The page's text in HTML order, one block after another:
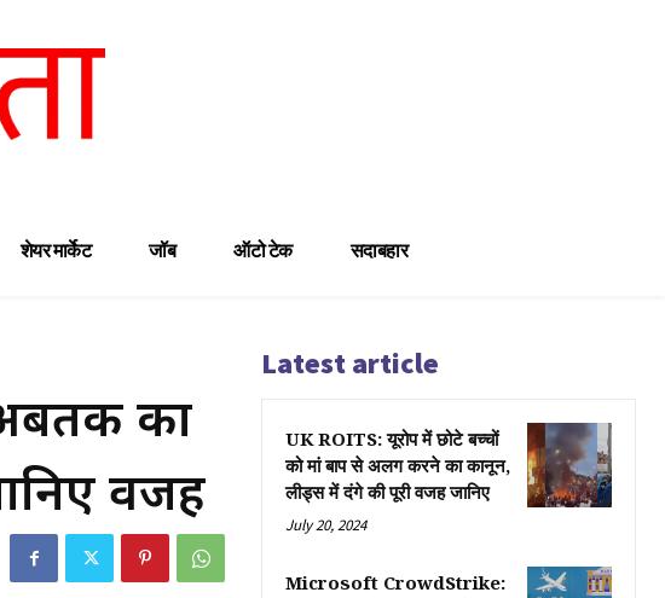
शेयर मार्केट जॉब ऑटो टेक सदाबहार
का
वजह
Latest article
UK ROITS: यूरोप में छोटे बच्चों
को मां बाप से अलग करने का कानून,
लीड्स में दंगे की पूरी वजह जानिए
July 20, 2024
Microsoft CrowdStrike: